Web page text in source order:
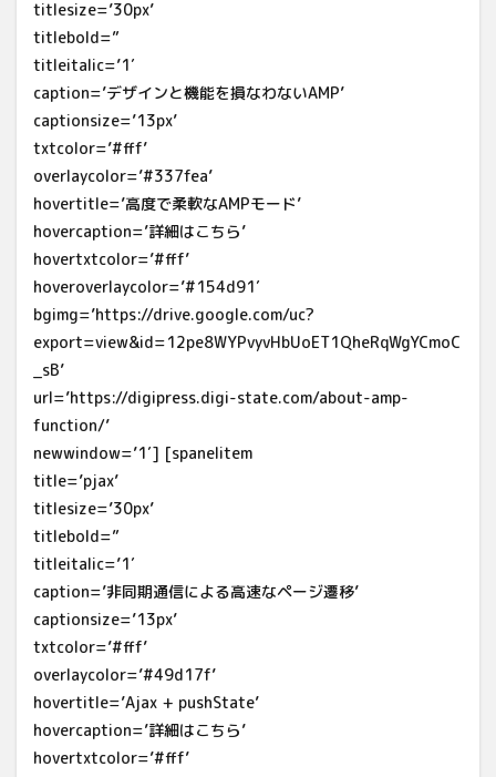
titlesize=’30px’
titlebold=”
titleitalic=’1′
caption=’デザインと機能を損なわないAMP’
captionsize=’13px’
txtcolor=’#fff’
overlaycolor=’#337fea’
hovertitle=’高度で柔軟なAMPモード’
hovercaption=’詳細はこちら’
hovertxtcolor=’#fff’
hoveroverlaycolor=’#154d91′
bgimg=’https://drive.google.com/uc?
export=view&id=12pe8WYPvyvHbUoET1QheRqWgYCmoC
_sB’
url=’https://digipress.digi-state.com/about-amp-
function/’
newwindow=’1′] [spanelitem
title=’pjax’
titlesize=’30px’
titlebold=”
titleitalic=’1′
caption=’非同期通信による高速なページ遷移’
captionsize=’13px’
txtcolor=’#fff’
overlaycolor=’#49d17f’
hovertitle=’Ajax + pushState’
hovercaption=’詳細はこちら’
hovertxtcolor=’#fff’